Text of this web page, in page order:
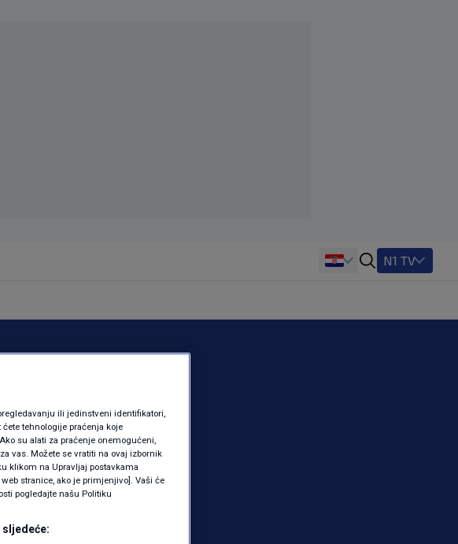
N1 TV
ili jedinstveni identifikatori,
tehnologije praćenja koje
su alati za praćenje onemogućeni,
vas. Možete se vratiti na ovaj izbornik
klikom na Upravljaj postavkama
stranice, ako je primjenjivo]. Vaši će
pogledajte našu Politiku